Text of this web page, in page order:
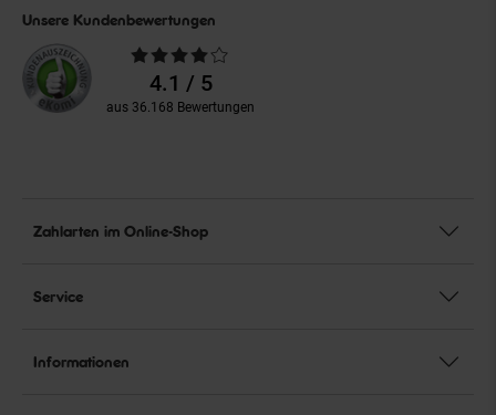
Unsere Kundenbewertungen
Durchschnittliche
Bewertungen4.1 / 5
aus 36.168 Bewertungen
Zahlarten im Online-Shop
Service
Informationen